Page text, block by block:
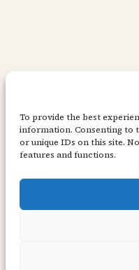
To provide the best
information. Consenting to
or unique IDs on this site.
features and functions.